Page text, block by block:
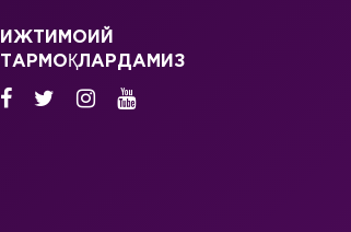
ИЖТИМОИЙ
ТАРМОҚЛАРДАМИЗ